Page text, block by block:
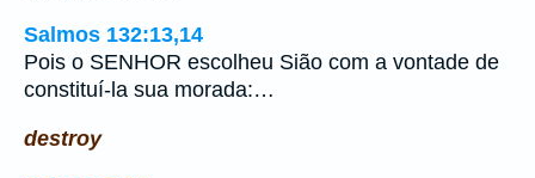
Salmos 132:13,14
Pois o SENHOR escolheu Sião com a vontade de
constituí-la sua morada:…
destroy